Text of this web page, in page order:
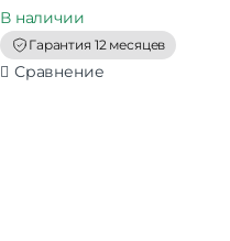
t
o
f
5
В наличии
Гарантия 12 месяцев
Сравнение